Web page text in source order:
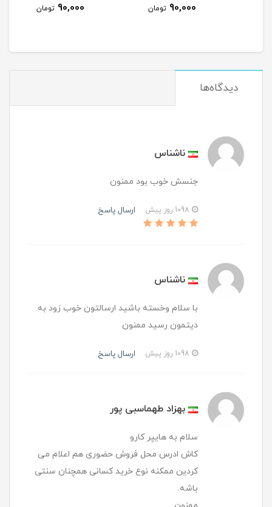
90,000 تومان 45,000 تومان
دیدگاه‌ها
ناشناس
جنسش خوب بود ممنون
ارسال پاسخ
ناشناس
با سلام وخسته باشید ارسالتون خوب زود به
دیتمون رسید ممنون
ارسال پاسخ
بهزاد طهماسبی پور
سلام به هایپر کارو
کاش ادرس محل فروش حضوری هم اعلام می
کردین ممکنه نوع خرید کسانی همچنان سنتی
باشه.